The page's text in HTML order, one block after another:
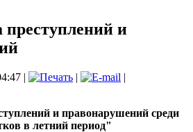
и
| |
|
и правонарушений среди
в летний период"